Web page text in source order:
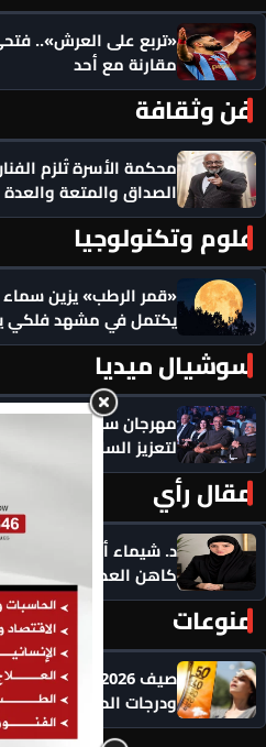
«تربع على العرش»..
مقارنة مع أحد
فن وثقافة
محكمة الأسرة تُلزم
الصداق والمتعة والعدة
علوم وتكنولوجيا
«قمر الرطب» يزين سماء
يكتمل في مشهد فلكي
سوشيال ميديا
مهرجان سيمفوني
لتعزيز السلام
مقال رأي
د. شيماء أحمدين تكتب ..
كاهن العصر: هل نستبدل
منوعات
ودرجات الحرارة تقترب من 50